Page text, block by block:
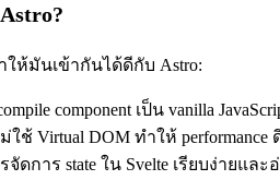
ให้มันเข้ากันได้ดีกับ Astro:
component เป็น vanilla
ม่ใช้ Virtual DOM ทำให้
จัดการ state ใน Svelte เรียบง่ายแล